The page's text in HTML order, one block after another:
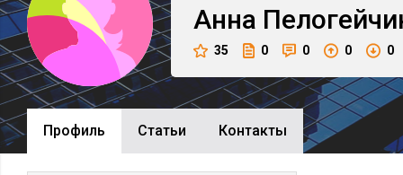
Анна
35 0 0 0 0
Профиль Cтатьи Контакты